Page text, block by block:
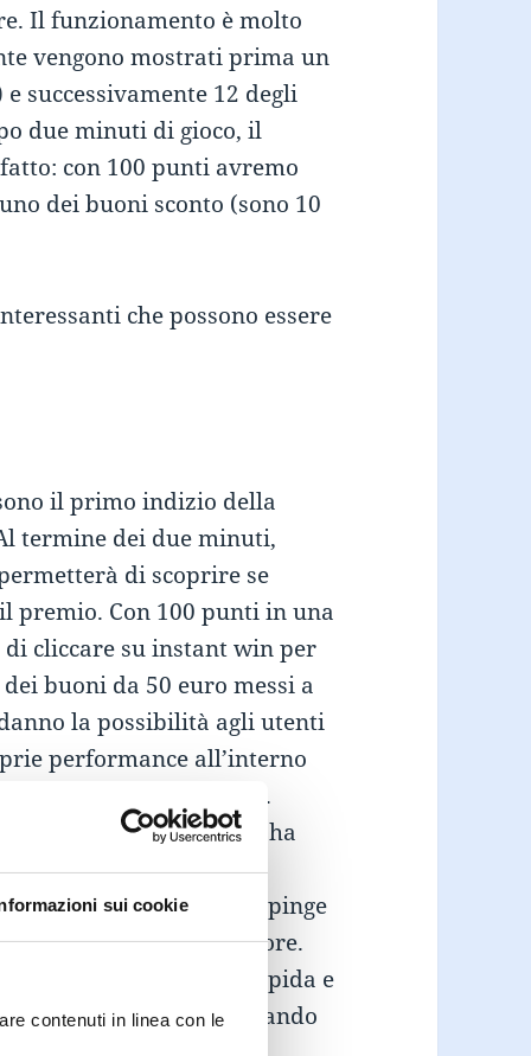
sui cookie
contenuti in linea con le
Il funzionamento è molto
vengono mostrati prima un
successivamente 12 degli
due minuti di gioco, il
con 100 punti avremo
dei buoni sconto (sono 10
che possono essere
il primo indizio della
termine dei due minuti,
di scoprire se
premio. Con 100 punti in una
cliccare su instant win per
buoni da 50 euro messi a
la possibilità agli utenti
performance all’interno
devono raggiungere.
il giocatore ha
tutte le combinazioni
tempo così basso lo spinge
così le possibilità di errore.
la partita risulta rapida e
le proprie abilità, giocando